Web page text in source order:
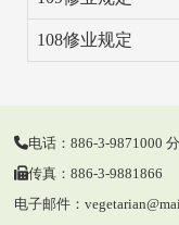
108修业规定
电话：886-3-9871000
传真：886-3-9881866
电子邮件：